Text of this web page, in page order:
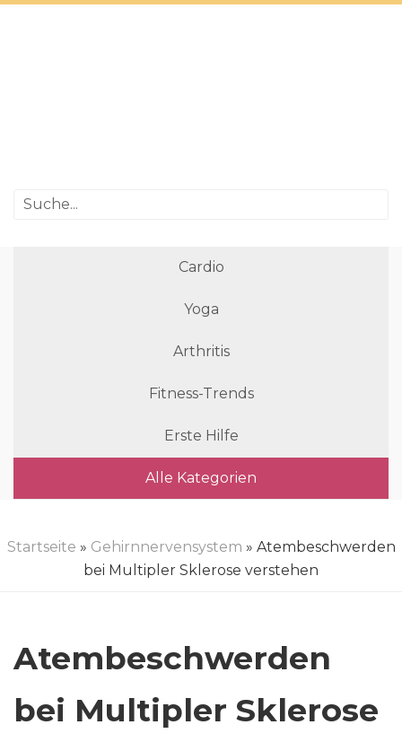
Cardio
Yoga
Arthritis
Fitness-Trends
Erste Hilfe
Alle Kategorien
Startseite » Gehirnnervensystem » Atembeschwerden
bei Multipler Sklerose verstehen
Atembeschwerden
bei Multipler Sklerose